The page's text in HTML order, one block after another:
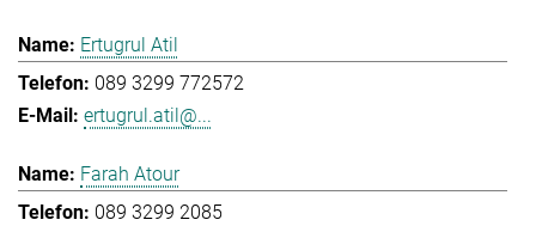
Ertugrul Atil
089 3299 772572
ertugrul.atil@...
Farah Atour
089 3299 2085